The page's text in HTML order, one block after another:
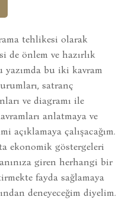
tehlikesi olarak
de önlem ve hazırlık
yazımda bu iki kavram
satranç
ve diagramı ile
anlatmaya ve
açıklamaya çalışacağım.
ekonomik göstergeleri
giren herhangi bir
fayda sağlamaya
deneyeceğim diyelim.